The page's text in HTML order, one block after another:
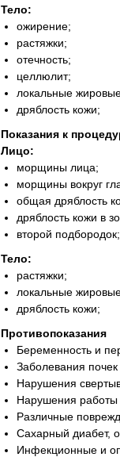
Тело:
ожирение;
растяжки;
отечность;
целлюлит;
локальные
дряблость кожи;
Показания к
Лицо:
морщины лица;
морщины вокруг
общая дряблость
дряблость кожи в
второй подбородок;
Тело:
растяжки;
локальные
дряблость кожи;
Противопоказания
Беременность и
Заболевания
Нарушения
Нарушения
Различные
Сахарный диабет,
Инфекционные и